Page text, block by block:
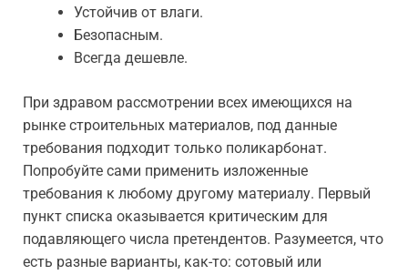
Устойчив от влаги.
Безопасным.
Всегда дешевле.
При здравом рассмотрении всех имеющихся на
рынке строительных материалов, под данные
требования подходит только поликарбонат.
Попробуйте сами применить изложенные
требования к любому другому материалу. Первый
пункт списка оказывается критическим для
подавляющего числа претендентов. Разумеется, что
есть разные варианты, как-то: сотовый или